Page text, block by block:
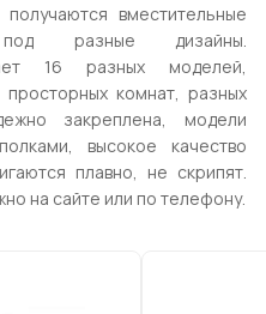
вместительные
разные дизайны.
16 разных моделей,
комнат, разных
закреплена, модели
высокое качество
плавно, не скрипят.
на сайте или по телефону.